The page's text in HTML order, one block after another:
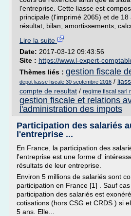
l'entreprise. Cette liasse est
principale (l'imprimé 2065) et de
résultat, bilan, amortissements,
Lire la suite
Date: 2017-03-12 09:43:56
Site : https://www.l-expert-
Thèmes liés : gestion fiscale
depot liasse fiscale 30 septembre 2016 /
compte de resultat / regime fiscal sarl
gestion fiscale et relations
l'administration des impots
Participation des salariés
l'entreprise ...
En France, la participation des
l'entreprise est une forme d'
résultats de leur entreprise.
Environ 5 millions de salariés sont
participation en France [1] . Sauf
participation des salariés est
cotisations (hors CSG et CRDS ) si
5 ans. Elle...